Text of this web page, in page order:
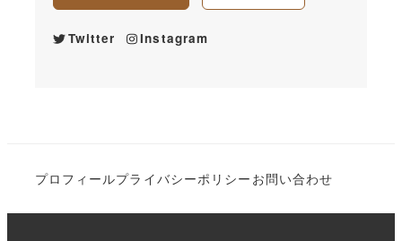
Twitter Instagram
プロフィールプライバシーポリシー お問い合わせ